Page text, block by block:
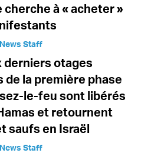
cherche à « acheter »
Staff
derniers otages
de la première phase
le-feu sont libérés
et retournent
saufs en Israël
Staff